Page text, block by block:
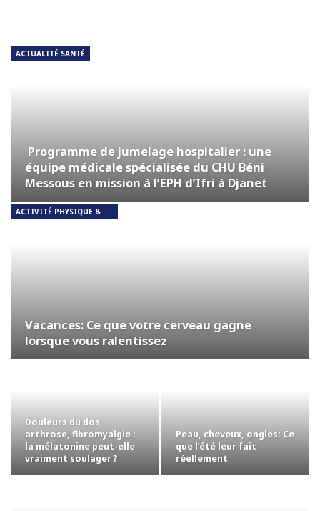
ACTUALITÉ SANTÉ
Programme de jumelage hospitalier : une
équipe médicale spécialisée du CHU Béni
Messous en mission à l’EPH d’Ifri à Djanet
ACTIVITÉ PHYSIQUE & RESPIRATION
Vacances: Ce que votre cerveau gagne
lorsque vous ralentissez
Douleurs du dos,
arthrose, fibromyalgie :
la mélatonine peut-elle
vraiment soulager ?
Peau, cheveux, ongles: Ce
que l’été leur fait
réellement